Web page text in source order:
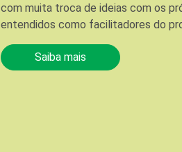
com muita troca de ideias com os
entendidos como facilitadores do
Saiba mais